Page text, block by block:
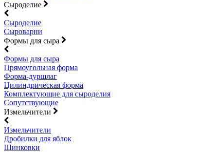
Сыроделие
Сыроделие
Сыроварни
Формы для сыра
Формы для сыра
Прямоугольная форма
Форма-дуршлаг
Цилиндрическая форма
Комплектующие для сыроделия
Сопутствующие
Измельчители
Измельчители
Дробилки для яблок
Шинковки